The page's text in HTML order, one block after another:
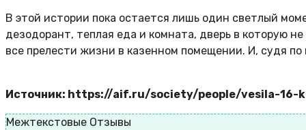
В этой истории пока остается лишь один светлый
дезодорант, теплая еда и комната, дверь в которую
все прелести жизни в казенном помещении. И, судя
Источник: https://aif.ru/society/people/vesila-
Межтекстовые Отзывы